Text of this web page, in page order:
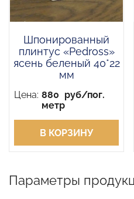
Шпонированный
плинтус «Pedross»
ясень беленый 40*22
мм
Цена: 880 руб/пог.
метр
В КОРЗИНУ
Параметры